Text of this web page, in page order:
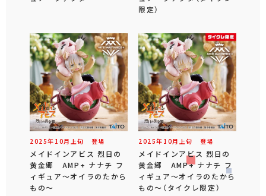
限定）
2025年 10月 上旬 登場
メイドインアビス 烈日の
黄金郷 AMP+ ナナチ フ
ィギュア～オイラのたから
もの～
2025年 10月 上旬 登場
メイドインアビス 烈日の
黄金郷 AMP+ ナナチ フ
ィギュア～オイラのたから
もの～（タイクレ限定）